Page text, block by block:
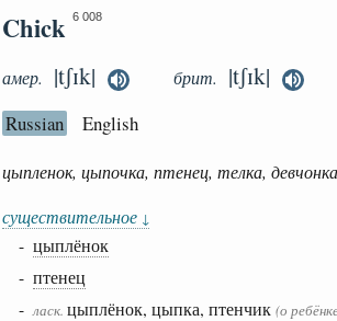
Chick 6 008
амер. |tʃɪk| брит. |tʃɪk|
Russian English
цыпленок, цыпочка, птенец, телка,
существительное ↓
- цыплёнок
- птенец
- ласк. цыплёнок, цыпка, птенчик (о